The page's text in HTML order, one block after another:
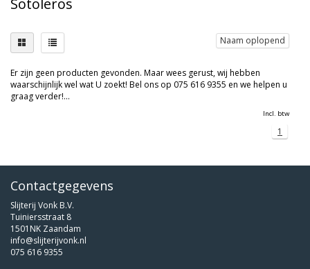
Sotoleros
Naam oplopend
Er zijn geen producten gevonden. Maar wees gerust, wij hebben
waarschijnlijk wel wat U zoekt! Bel ons op 075 616 9355 en we helpen u
graag verder!...
Incl. btw
1
Contactgegevens
Slijterij Vonk B.V.
Tuiniersstraat 8
1501NK Zaandam
info@slijterijvonk.nl
075 616 9355